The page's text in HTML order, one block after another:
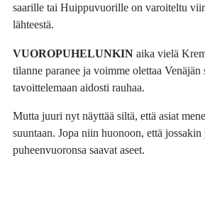
saarille tai Huippuvuorille on varoiteltu
lähteestä.
VUOROPUHELUNKIN aika vielä
tilanne paranee ja voimme olettaa Venäjän
tavoittelemaan aidosti rauhaa.
Mutta juuri nyt näyttää siltä, että asiat
suuntaan. Jopa niin huonoon, että jossakin
puheenvuoronsa saavat aseet.